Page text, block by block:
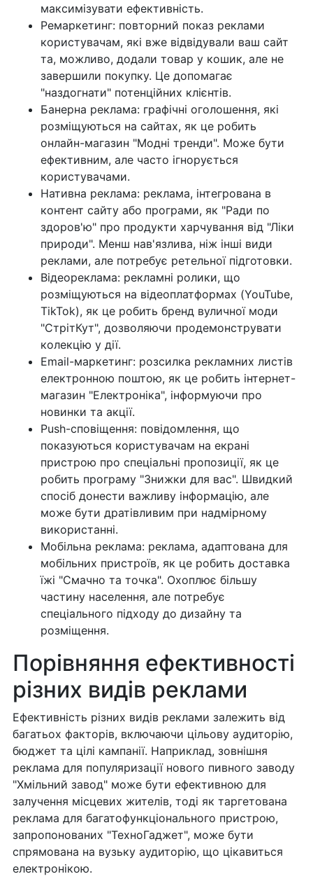
максимізувати ефективність.
Ремаркетинг: повторний показ реклами
користувачам, які вже відвідували ваш сайт
та, можливо, додали товар у кошик, але не
завершили покупку. Це допомагає
"наздогнати" потенційних клієнтів.
Банерна реклама: графічні оголошення, які
розміщуються на сайтах, як це робить
онлайн-магазин "Модні тренди". Може бути
ефективним, але часто ігнорується
користувачами.
Нативна реклама: реклама, інтегрована в
контент сайту або програми, як "Ради по
здоров'ю" про продукти харчування від "Ліки
природи". Менш нав'язлива, ніж інші види
реклами, але потребує ретельної підготовки.
Відеореклама: рекламні ролики, що
розміщуються на відеоплатформах (YouTube,
TikTok), як це робить бренд вуличної моди
"СтрітКут", дозволяючи продемонструвати
колекцію у дії.
Email-маркетинг: розсилка рекламних листів
електронною поштою, як це робить інтернет-
магазин "Електроніка", інформуючи про
новинки та акції.
Push-сповіщення: повідомлення, що
показуються користувачам на екрані
пристрою про спеціальні пропозиції, як це
робить програму "Знижки для вас". Швидкий
спосіб донести важливу інформацію, але
може бути дратівливим при надмірному
використанні.
Мобільна реклама: реклама, адаптована для
мобільних пристроїв, як це робить доставка
їжі "Смачно та точка". Охоплює більшу
частину населення, але потребує
спеціального підходу до дизайну та
розміщення.
Порівняння ефективності
різних видів реклами
Ефективність різних видів реклами залежить від
багатьох факторів, включаючи цільову аудиторію,
бюджет та цілі кампанії. Наприклад, зовнішня
реклама для популяризації нового пивного заводу
"Хмільний завод" може бути ефективною для
залучення місцевих жителів, тоді як таргетована
реклама для багатофункціонального пристрою,
запропонованих "ТехноГаджет", може бути
спрямована на вузьку аудиторію, що цікавиться
електронікою.